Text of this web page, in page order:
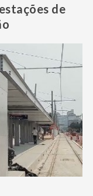
de